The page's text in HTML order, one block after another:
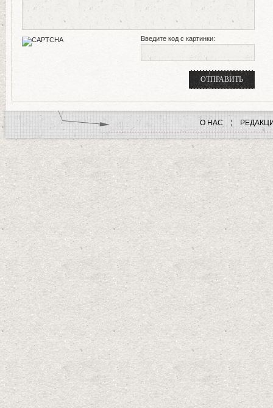
Введите код с картинки:
О НАС